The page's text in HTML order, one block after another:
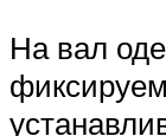
На вал